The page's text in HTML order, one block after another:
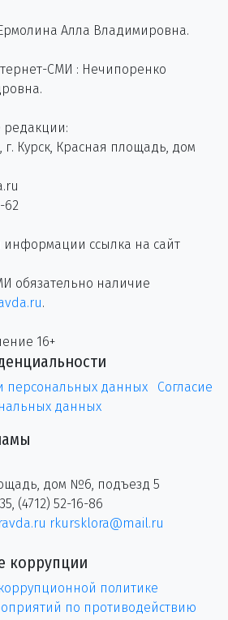
Алла Владимировна.
СМИ : Нечипоренко
редакции:
г. Курск, Красная площадь, дом
62
ссылка на сайт
обязательно наличие
.
16+
персональных данных
Согласие
данных
дом №6, подъезд 5
(4712) 52-16-86
rkursklora@mail.ru
коррупции
политике
по противодействию